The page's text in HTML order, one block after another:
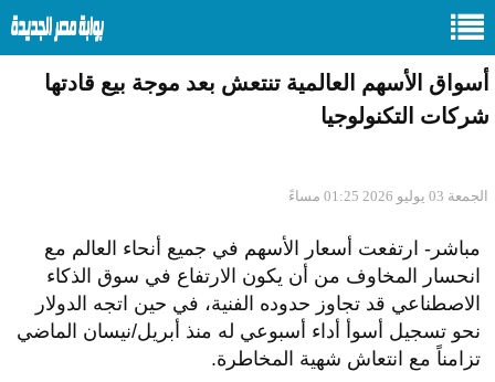
أسواق الأسهم العالمية تنتعش بعد موجة بيع قادتها
شركات التكنولوجيا
الجمعة 03 يوليو 2026 01:25 مساءً
مباشر- ارتفعت أسعار الأسهم في جميع أنحاء العالم مع
انحسار المخاوف من أن يكون الارتفاع في سوق الذكاء
الاصطناعي قد تجاوز حدوده الفنية، في حين اتجه الدولار
نحو تسجيل أسوأ أداء أسبوعي له منذ أبريل/نيسان الماضي
تزامناً مع انتعاش شهية المخاطرة.